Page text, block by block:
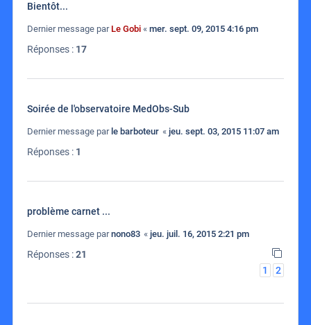
Bientôt...
Dernier message par Le Gobi « mer. sept. 09, 2015 4:16 pm
Réponses : 17
Soirée de l'observatoire MedObs-Sub
Dernier message par le barboteur « jeu. sept. 03, 2015 11:07 am
Réponses : 1
problème carnet ...
Dernier message parnono83 « jeu. juil. 16, 2015 2:21 pm
Réponses :21
1
2